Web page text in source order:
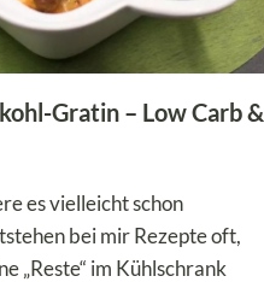
Gratin – Low Carb &
es vielleicht schon
bei mir Rezepte oft,
„Reste“ im Kühlschrank